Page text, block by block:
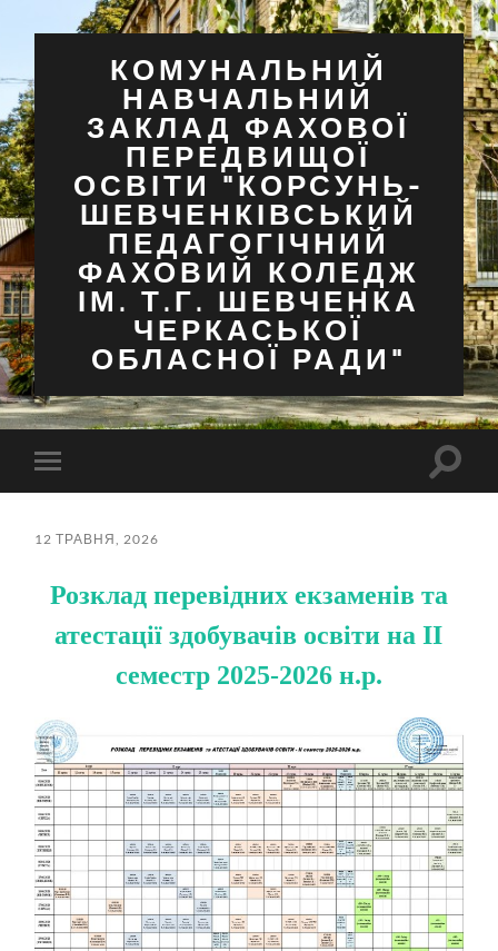
КОМУНАЛЬНИЙ
НАВЧАЛЬНИЙ
ЗАКЛАД ФАХОВОЇ
ПЕРЕДВИЩОЇ
ОСВІТИ "КОРСУНЬ-
ШЕВЧЕНКІВСЬКИЙ
ПЕДАГОГІЧНИЙ
ФАХОВИЙ КОЛЕДЖ
ІМ. Т.Г. ШЕВЧЕНКА
ЧЕРКАСЬКОЇ
ОБЛАСНОЇ РАДИ"
Перемкнути
мобільне
12 ТРАВНЯ, 2026
Розклад перевідних екзаменів та
атестації здобувачів освіти на ІІ
семестр 2025-2026 н.р.